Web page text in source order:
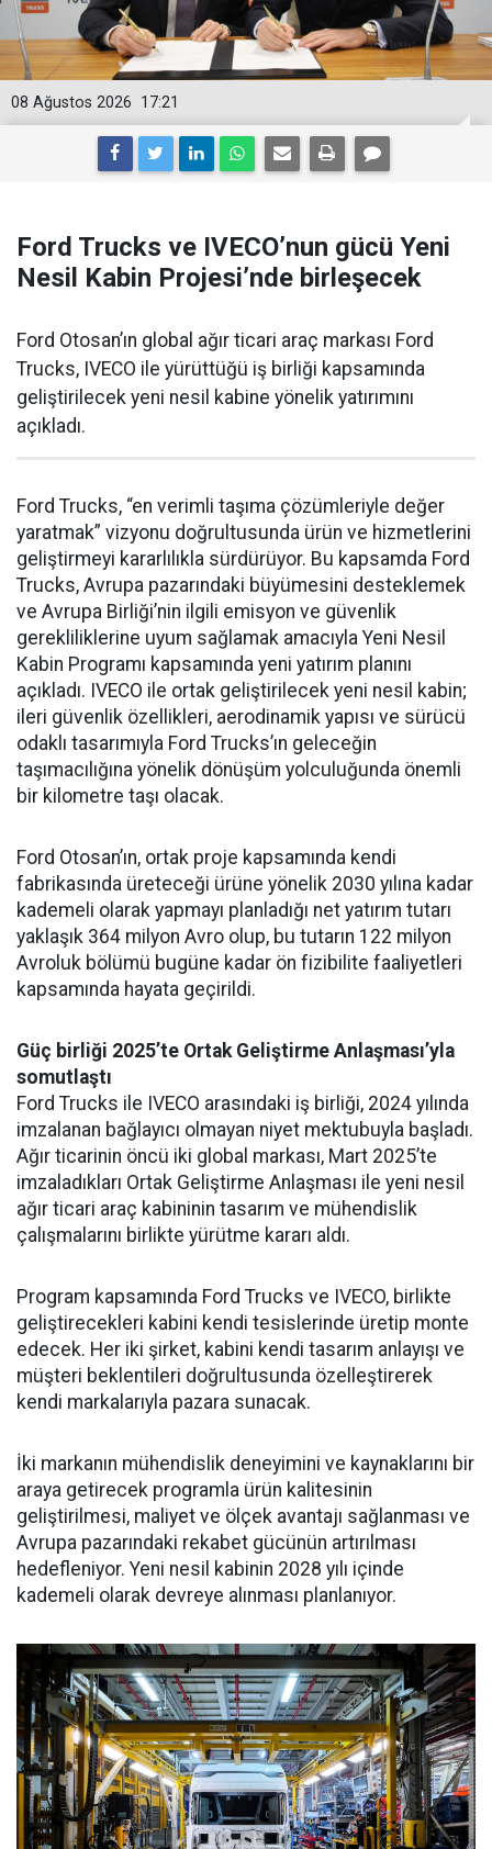
17:21
08 Ağustos 2026
Ford Trucks ve IVECO’nun gücü Yeni
Nesil Kabin Projesi’nde birleşecek
Ford Otosan’ın global ağır ticari araç markası Ford
Trucks, IVECO ile yürüttüğü iş birliği kapsamında
geliştirilecek yeni nesil kabine yönelik yatırımını
açıkladı.
Ford Trucks, “en verimli taşıma çözümleriyle değer
yaratmak” vizyonu doğrultusunda ürün ve hizmetlerini
geliştirmeyi kararlılıkla sürdürüyor. Bu kapsamda Ford
Trucks, Avrupa pazarındaki büyümesini desteklemek
ve Avrupa Birliği’nin ilgili emisyon ve güvenlik
gerekliliklerine uyum sağlamak amacıyla Yeni Nesil
Kabin Programı kapsamında yeni yatırım planını
açıkladı. IVECO ile ortak geliştirilecek yeni nesil kabin;
ileri güvenlik özellikleri, aerodinamik yapısı ve sürücü
odaklı tasarımıyla Ford Trucks’ın geleceğin
taşımacılığına yönelik dönüşüm yolculuğunda önemli
bir kilometre taşı olacak.
Ford Otosan’ın, ortak proje kapsamında kendi
fabrikasında üreteceği ürüne yönelik 2030 yılına kadar
kademeli olarak yapmayı planladığı net yatırım tutarı
yaklaşık 364 milyon Avro olup, bu tutarın 122 milyon
Avroluk bölümü bugüne kadar ön fizibilite faaliyetleri
kapsamında hayata geçirildi.
Güç birliği 2025’te Ortak Geliştirme Anlaşması’yla
somutlaştı
Ford Trucks ile IVECO arasındaki iş birliği, 2024 yılında
imzalanan bağlayıcı olmayan niyet mektubuyla başladı.
Ağır ticarinin öncü iki global markası, Mart 2025’te
imzaladıkları Ortak Geliştirme Anlaşması ile yeni nesil
ağır ticari araç kabininin tasarım ve mühendislik
çalışmalarını birlikte yürütme kararı aldı.
Program kapsamında Ford Trucks ve IVECO, birlikte
geliştirecekleri kabini kendi tesislerinde üretip monte
edecek. Her iki şirket, kabini kendi tasarım anlayışı ve
müşteri beklentileri doğrultusunda özelleştirerek
kendi markalarıyla pazara sunacak.
İki markanın mühendislik deneyimini ve kaynaklarını bir
araya getirecek programla ürün kalitesinin
geliştirilmesi, maliyet ve ölçek avantajı sağlanması ve
Avrupa pazarındaki rekabet gücünün artırılması
hedefleniyor. Yeni nesil kabinin 2028 yılı içinde
kademeli olarak devreye alınması planlanıyor.